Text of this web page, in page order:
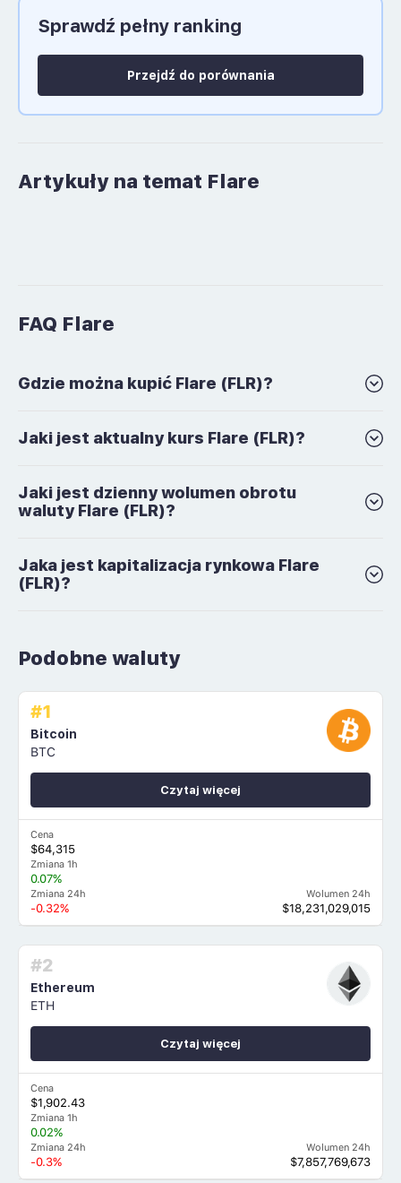
Język polski: NIE
Sprawdź pełny ranking
Przejdź do porównania
Artykuły na temat Flare
FAQ Flare
Gdzie można kupić Flare (FLR)?
Jaki jest aktualny kurs Flare (FLR)?
Jaki jest dzienny wolumen obrotu
waluty Flare (FLR)?
Jaka jest kapitalizacja rynkowa Flare
(FLR)?
Podobne waluty
#1
Bitcoin
BTC
Cena
$64,315
Zmiana 1h
0.07%
Zmiana 24h
-0.32%
Wolumen 24h
$18,231,029,015
Czytaj więcej
#2
Ethereum
ETH
Cena
$1,902.43
Zmiana 1h
0.02%
Zmiana 24h
-0.3%
Wolumen 24h
$7,857,769,673
Czytaj więcej